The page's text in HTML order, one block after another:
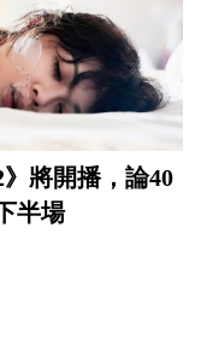
將開播，論40
半場